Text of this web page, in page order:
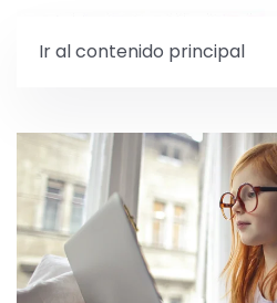
Ir al contenido principal